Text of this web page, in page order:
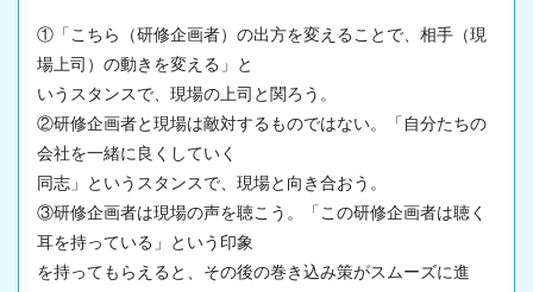
①「こちら（研修企画者）の出方を変えることで、相手（現
場上司）の動きを変える」と
いうスタンスで、 現場の上司と関ろう。
②研修企画者と 現場は敵対するものではない。「自分たちの
会社を一緒に良くしていく
同志」というスタンスで、 現場と向き合おう。
③研修企画者は現場の声を聴こう。「この研修企画者は聴く
耳を持っている」という印象
を持ってもらえると、その後の巻き込み策がスムーズに進